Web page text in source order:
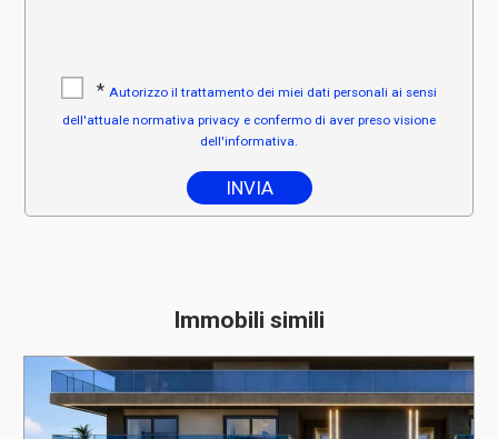
* Autorizzo il trattamento dei miei dati personali ai sensi
dell'attuale normativa privacy e confermo di aver preso visione
dell'informativa.
Immobili simili